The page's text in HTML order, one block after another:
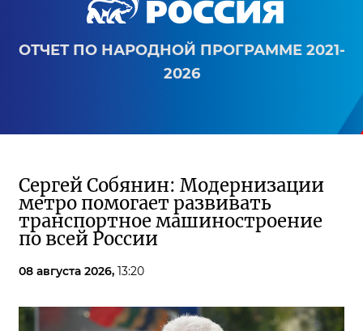
ОТЧЕТ ПО НАРОДНОЙ ПРОГРАММЕ 2021-
2026
Сергей Собянин: Модернизации
метро помогает развивать
транспортное машиностроение
по всей России
08 августа 2026, 13:20